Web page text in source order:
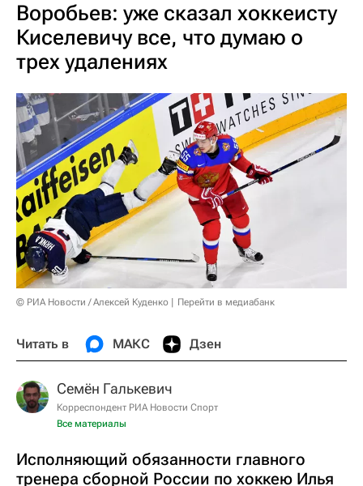
Воробьев: уже сказал хоккеисту
Киселевичу все, что думаю о
трех удалениях
© РИА Новости / Алексей Куденко Перейти в медиабанк
Читать в МАКС Дзен
Семён Галькевич
Корреспондент РИА Новости Спорт
Все материалы
Исполняющий обязанности главного
тренера сборной России по хоккею Илья